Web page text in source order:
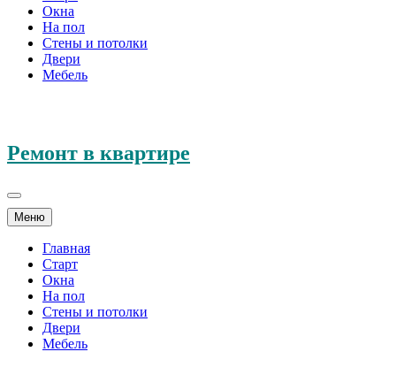
Окна
На пол
Стены и потолки
Двери
Мебель
Ремонт в квартире
Меню
Главная
Старт
Окна
На пол
Стены и потолки
Двери
Мебель